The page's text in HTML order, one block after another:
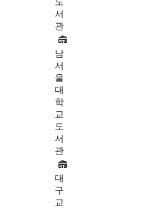
서
관
남
서
울
대
학
교
도
서
관
대
구
교